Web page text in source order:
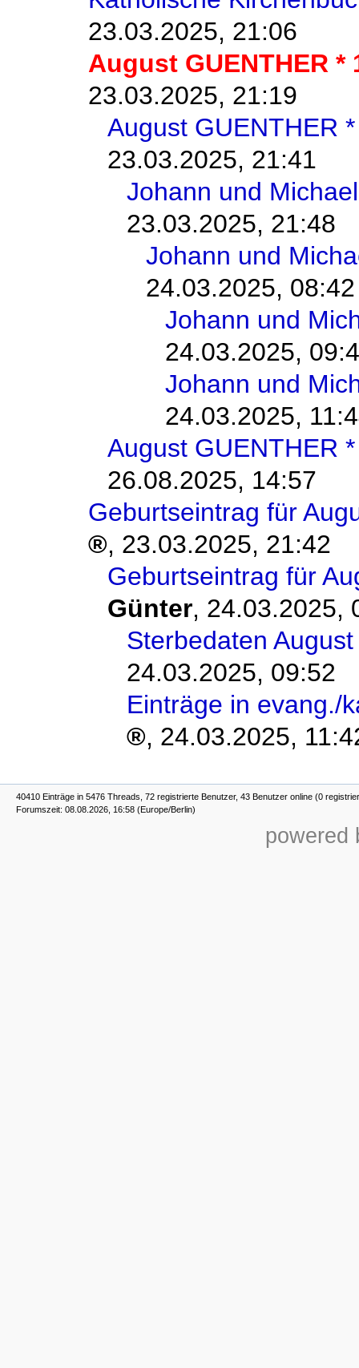
23.03.2025, 21:06
August GUENTHER *
23.03.2025, 21:19
August GUENTHER
23.03.2025, 21:41
Johann und
23.03.2025, 21:48
Johann und
24.03.2025, 08:42
Johann und
24.03.2025,
Johann und
24.03.2025,
August GUENTHER
26.08.2025, 14:57
Geburtseintrag für
, 23.03.2025, 21:42
Geburtseintrag für
Günter, 24.03.2025,
Sterbedaten
24.03.2025, 09:52
Einträge in evang./
, 24.03.2025,
40410 Einträge in 5476 Threads, 72 registrierte Benutzer, 43 Benutzer online (0
Forumszeit: 08.08.2026, 16:58 (Europe/Berlin)
powered